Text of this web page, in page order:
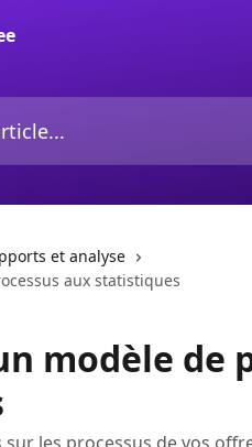
et analyse
aux statistiques
modèle de